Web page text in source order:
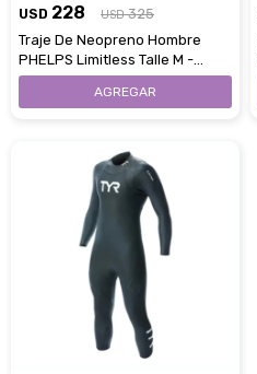
USD 228 USD 325
Traje De Neopreno Hombre
PHELPS Limitless Talle M -
Black Yellow